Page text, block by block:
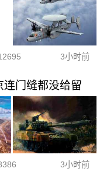
3小时前
连门缝都没给留
3小时前